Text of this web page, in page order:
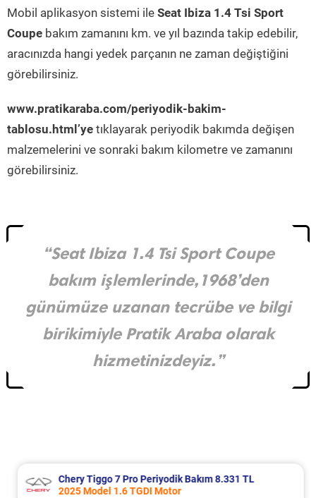
Mobil aplikasyon sistemi ile Seat Ibiza 1.4 Tsi Sport
Coupe bakım zamanını km. ve yıl bazında takip edebilir,
aracınızda hangi yedek parçanın ne zaman değiştiğini
görebilirsiniz.
www.pratikaraba.com/periyodik-bakim-
tablosu.html’ye tıklayarak periyodik bakımda değişen
malzemelerini ve sonraki bakım kilometre ve zamanını
görebilirsiniz.
“Seat Ibiza 1.4 Tsi Sport Coupe
bakım işlemlerinde,1968’den
günümüze uzanan tecrübe ve bilgi
birikimiyle Pratik Araba olarak
hizmetinizdeyiz.”
Chery Tiggo 7 Pro Periyodik Bakım 8.331 TL
2025 Model 1.6 TGDI Motor